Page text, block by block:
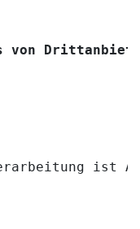
von
ist